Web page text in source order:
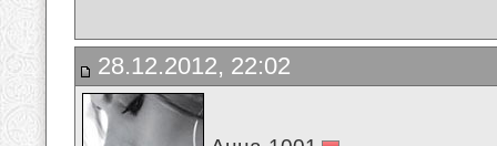
28.12.2012, 22:02